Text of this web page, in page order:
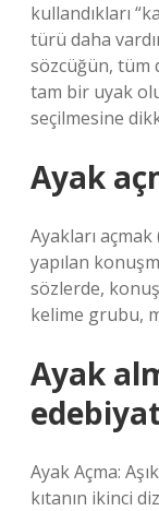
kullandıkları
türü daha
sözcüğün, tüm
tam bir uyak
seçilmesine
Ayak
Ayakları açmak
yapılan
sözlerde,
kelime grubu,
Ayak
Ayak Açma:
kıtanın ikinci